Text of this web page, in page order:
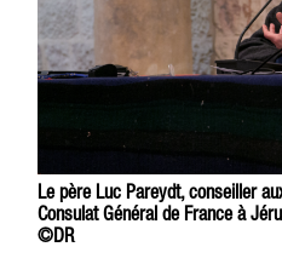
Le père Luc Pareydt, conseiller
Consulat Général de France à
©DR